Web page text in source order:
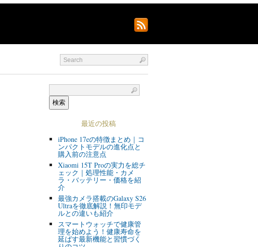
最近の投稿
iPhone 17eの特徴まとめ｜コ
ンパクトモデルの進化点と
購入前の注意点
Xiaomi 15T Proの実力を総チ
ェック｜処理性能・カメ
ラ・バッテリー・価格を紹
介
最強カメラ搭載のGalaxy S26
Ultraを徹底解説！無印モデ
ルとの違いも紹介
スマートウォッチで健康管
理を始めよう！健康寿命を
延ばす最新機能と習慣づく